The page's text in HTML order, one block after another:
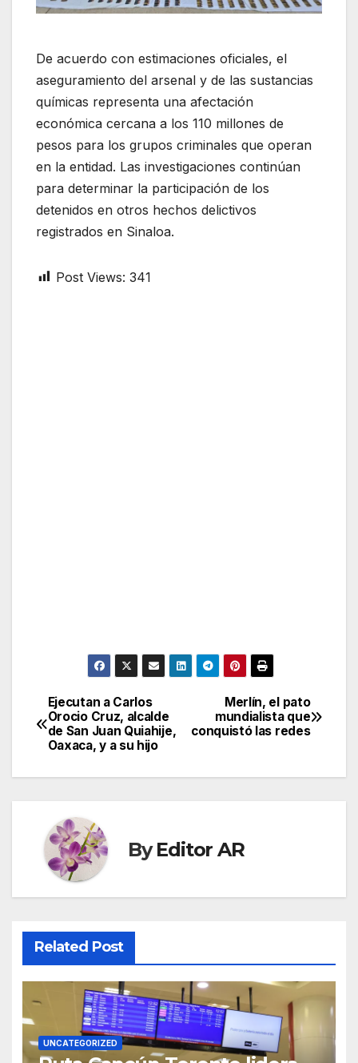
De acuerdo con estimaciones oficiales, el
aseguramiento del arsenal y de las sustancias
químicas representa una afectación
económica cercana a los 110 millones de
pesos para los grupos criminales que operan
en la entidad. Las investigaciones continúan
para determinar la participación de los
detenidos en otros hechos delictivos
registrados en Sinaloa.
Post Views: 341
Post
navigation
Merlín, el pato
mundialista que
conquistó las redes
Ejecutan a Carlos
Orocio Cruz, alcalde
de San Juan Quiahije,
Oaxaca, y a su hijo
ByEditor AR
Related Post
UNCATEGORIZED